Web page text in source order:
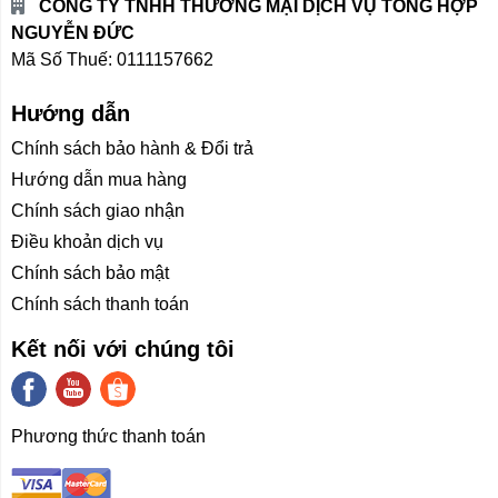
cho học sinh , sinh viên.
Dell Inspiron 3520
không chỉ đáp ứng tốt
nhu cầu học tập mà còn giúp học sinh có những giờ phút giải trí
hàng Điện Máy Nguyễn Đức với một mức vô cùng hợp lý. Nhanh
tay đặt mua để trải nghiệm những ưu điểm mà Dell Inspiron 3520
mang lại!
CÔNG TY TNHH THƯƠNG MẠI DỊCH VỤ TỔNG HỢP
NGUYỄN ĐỨC
Mã Số Thuế: 0111157662
Hướng dẫn
Chính sách bảo hành & Đổi trả
Hướng dẫn mua hàng
Chính sách giao nhận
Điều khoản dịch vụ
Chính sách bảo mật
Chính sách thanh toán
Kết nối với chúng tôi
Phương thức thanh toán